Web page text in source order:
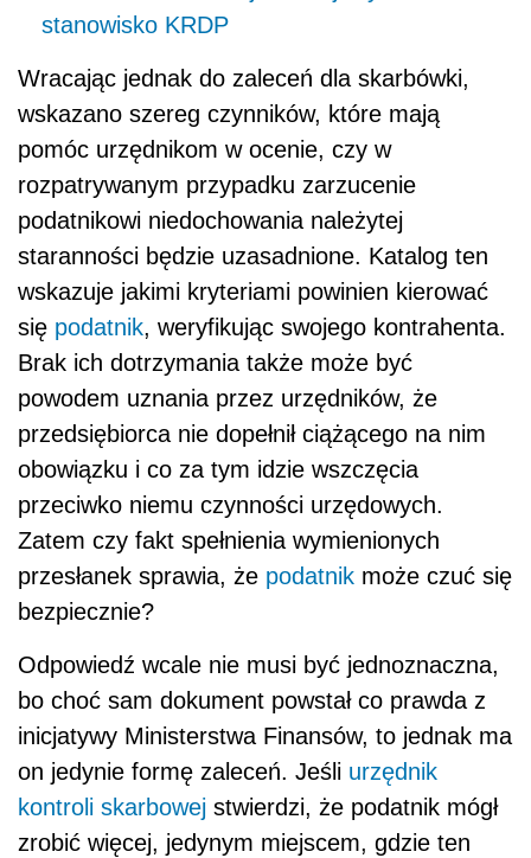
stanowisko KRDP
Wracając jednak do zaleceń dla skarbówki,
wskazano szereg czynników, które mają
pomóc urzędnikom w ocenie, czy w
rozpatrywanym przypadku zarzucenie
podatnikowi niedochowania należytej
staranności będzie uzasadnione. Katalog ten
wskazuje jakimi kryteriami powinien kierować
się podatnik, weryfikując swojego kontrahenta.
Brak ich dotrzymania także może być
powodem uznania przez urzędników, że
przedsiębiorca nie dopełnił ciążącego na nim
obowiązku i co za tym idzie wszczęcia
przeciwko niemu czynności urzędowych.
Zatem czy fakt spełnienia wymienionych
przesłanek sprawia, że podatnik może czuć się
bezpiecznie?
Odpowiedź wcale nie musi być jednoznaczna,
bo choć sam dokument powstał co prawda z
inicjatywy Ministerstwa Finansów, to jednak ma
on jedynie formę zaleceń. Jeśli urzędnik
kontroli skarbowej stwierdzi, że podatnik mógł
zrobić więcej, jedynym miejscem, gdzie ten